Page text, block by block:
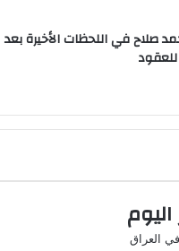
صلاح في اللحظات الأخيرة بعد
العراق